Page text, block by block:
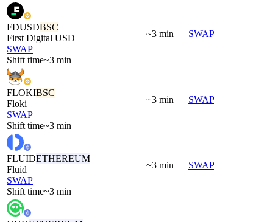
FDUSDBSC
First Digital USD
SWAP
Shift time~3 min
~3 min SWAP
FLOKIBSC
Floki
SWAP
Shift time~3 min
~3 min SWAP
FLUIDETHEREUM
Fluid
SWAP
Shift time~3 min
~3 min SWAP